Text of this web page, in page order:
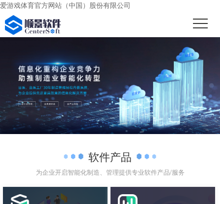
爱游戏体育官方网站（中国）股份有限公司
软件产品
为企业开启智能化制造、管理提供专业软件产品/服务